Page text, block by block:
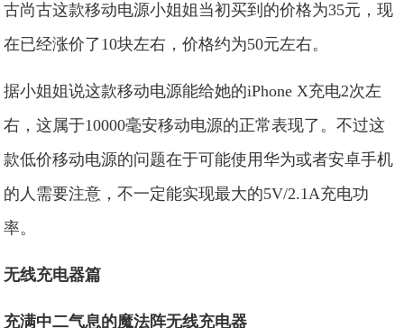
古尚古这款移动电源小姐姐当初买到的价格为35元，现
在已经涨价了10块左右，价格约为50元左右。
据小姐姐说这款移动电源能给她的iPhone X充电2次左
右，这属于10000毫安移动电源的正常表现了。不过这
款低价移动电源的问题在于可能使用华为或者安卓手机
的人需要注意，不一定能实现最大的5V/2.1A充电功
率。
无线充电器篇
充满中二气息的魔法阵无线充电器